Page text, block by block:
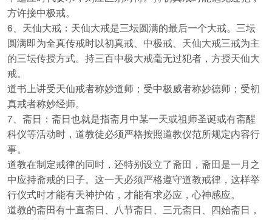
方许接中极戒。
6、天仙大戒：天仙大戒是三坛圆满的最后一个大戒。三坛
圆满即为全真传戒时以初真戒、中极戒、天仙大戒三戒为主
的三坛传授方式。持三百中极大戒毫无过犯者，方授天仙大
戒。
道书上讲受天仙戒者称妙道师；受中极威者称妙德师；受初
真戒者称妙经师。
7、斋日：斋日也就是指斋月中某一天或祖师圣诞或有斋醒
科仪等活动时，道教徒必须严格按照道教仪范所规定内容行
事。
道教在制定戒律的同时，还特别设立了斋田，斋田是一月之
中应持斋戒的日子。这一天必须严格遵守道教戒律，这样举
行仪式时才能有天神护佑，才能有求必应，心神感应。
道教的斋田有十直斋日、八节斋日、三元斋日、四始斋日，